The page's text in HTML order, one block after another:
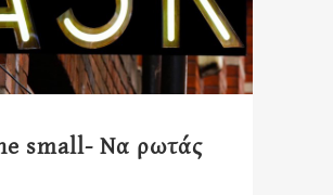
small- Να ρωτάς